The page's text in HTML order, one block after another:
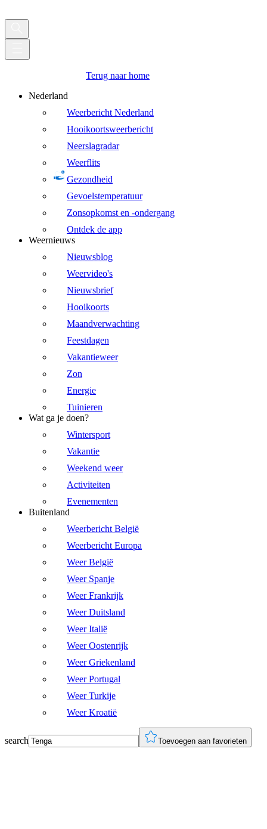
Terug naar home
Nederland
Weerbericht Nederland
Hooikoortsweerbericht
Neerslagradar
Weerflits
Gezondheid
Gevoelstemperatuur
Zonsopkomst en -ondergang
Ontdek de app
Weernieuws
Nieuwsblog
Weervideo's
Nieuwsbrief
Hooikoorts
Maandverwachting
Feestdagen
Vakantieweer
Zon
Energie
Tuinieren
Wat ga je doen?
Wintersport
Vakantie
Weekend weer
Activiteiten
Evenementen
Buitenland
Weerbericht België
Weerbericht Europa
Weer België
Weer Spanje
Weer Frankrijk
Weer Duitsland
Weer Italië
Weer Oostenrijk
Weer Griekenland
Weer Portugal
Weer Turkije
Weer Kroatië
search Toevoegen aan favorieten